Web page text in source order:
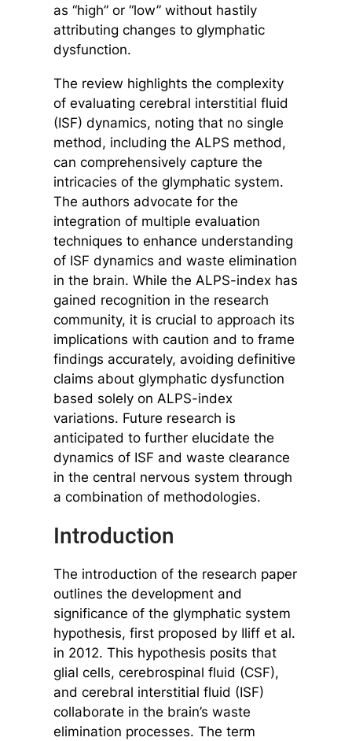
as “high” or “low” without hastily
attributing changes to glymphatic
dysfunction.
The review highlights the complexity
of evaluating cerebral interstitial fluid
(ISF) dynamics, noting that no single
method, including the ALPS method,
can comprehensively capture the
intricacies of the glymphatic system.
The authors advocate for the
integration of multiple evaluation
techniques to enhance understanding
of ISF dynamics and waste elimination
in the brain. While the ALPS-index has
gained recognition in the research
community, it is crucial to approach its
implications with caution and to frame
findings accurately, avoiding definitive
claims about glymphatic dysfunction
based solely on ALPS-index
variations. Future research is
anticipated to further elucidate the
dynamics of ISF and waste clearance
in the central nervous system through
a combination of methodologies.
Introduction
The introduction of the research paper
outlines the development and
significance of the glymphatic system
hypothesis, first proposed by Iliff et al.
in 2012. This hypothesis posits that
glial cells, cerebrospinal fluid (CSF),
and cerebral interstitial fluid (ISF)
collaborate in the brain’s waste
elimination processes. The term